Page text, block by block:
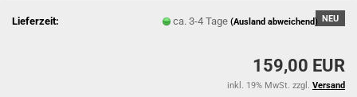
NEU
Lieferzeit: ca. 3-4 Tage(Ausland abweichend)
159,00 EUR
inkl. 19% MwSt. zzgl. Versand